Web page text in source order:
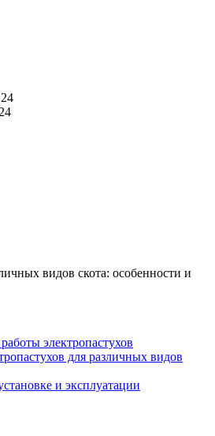
видов скота: особенности и
электропастухов
для различных видов
и эксплуатации